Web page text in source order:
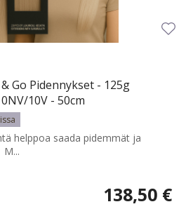
Go Pidennykset - 125g
10V - 50cm
helppoa saada pidemmät ja
138,50 €